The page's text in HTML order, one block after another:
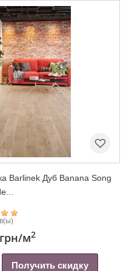
Barlinek Дуб Banana Song
/м2
Получить скидку